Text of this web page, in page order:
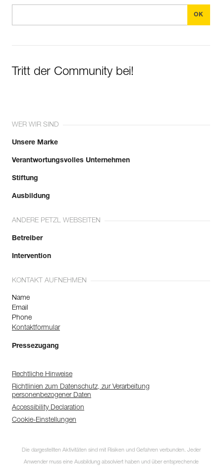
Tritt der Community bei!
WER WIR SIND
Unsere Marke
Verantwortungsvolles Unternehmen
Stiftung
Ausbildung
ANDERE PETZL WEBSEITEN
Betreiber
Intervention
KONTAKT AUFNEHMEN
Name
Email
Phone
Kontaktformular
Pressezugang
Rechtliche Hinweise
Richtlinien zum Datenschutz, zur Verarbeitung
personenbezogener Daten
Accessibility Declaration
Cookie-Einstellungen
Die dargestellten Aktivitäten sind mit Risiken und Gefahren verbunden. Jeder
Anwender muss eine Ausbildung absolviert haben und über entsprechende